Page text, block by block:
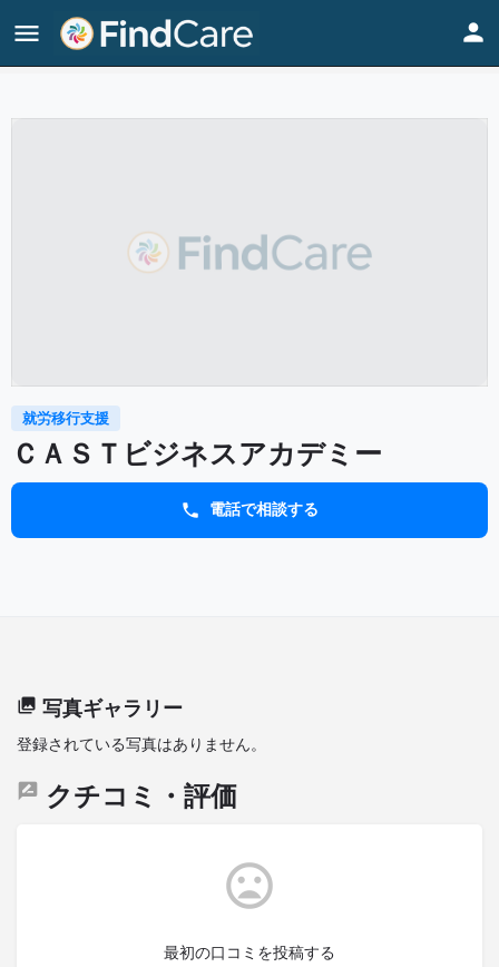
Home Listings ＣＡＳＴビジネスアカデミー
就労移行支援
ＣＡＳＴビジネスアカデミー
電話で相談する
写真ギャラリー
登録されている写真はありません。
クチコミ・評価
最初の口コミを投稿する